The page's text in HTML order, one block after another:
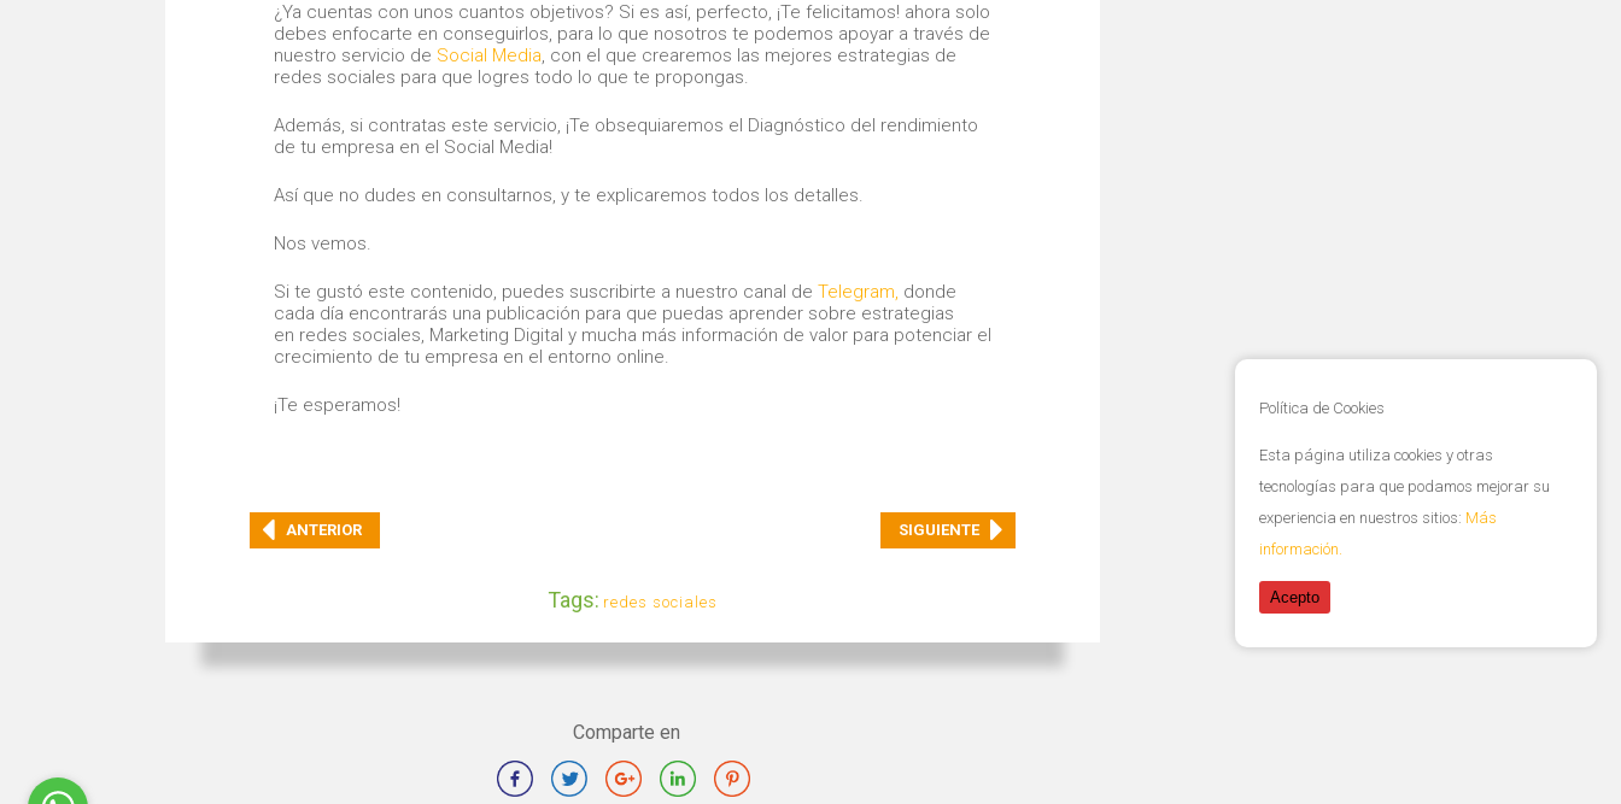
¿Ya cuentas con unos cuantos objetivos? Si es así, perfecto, ¡Te felicitamos! ahora solo
debes enfocarte en conseguirlos, para lo que nosotros te podemos apoyar a través de
nuestro servicio de Social Media, con el que crearemos las mejores estrategias de
redes sociales para que logres todo lo que te propongas.
Además, si contratas este servicio, ¡Te obsequiaremos el Diagnóstico del rendimiento
de tu empresa en el Social Media!
Así que no dudes en consultarnos, y te explicaremos todos los detalles.
Nos vemos.
Si te gustó este contenido, puedes suscribirte a nuestro canal de Telegram, donde
cada día encontrarás una publicación para que puedas aprender sobre estrategias
en redes sociales, Marketing Digital y mucha más información de valor para potenciar el
crecimiento de tu empresa en el entorno online.
¡Te esperamos!
ANTERIOR SIGUIENTE
Tags: redes sociales
Comparte en
Política de Cookies
Esta página utiliza cookies y otras
tecnologías para que podamos mejorar su
experiencia en nuestros sitios: Más
información.
Acepto